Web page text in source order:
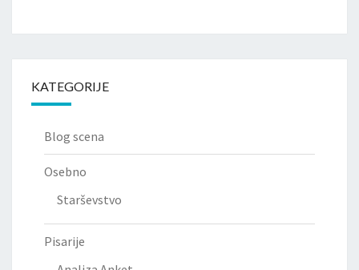
KATEGORIJE
Blog scena
Osebno
Starševstvo
Pisarije